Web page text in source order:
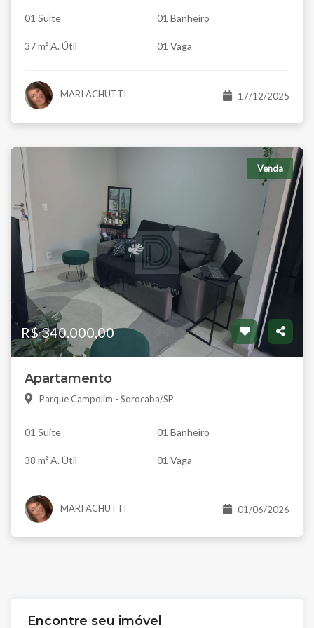
Encontre seu imóvel
01 Suíte 01 Banheiro
37 m² A. Útil 01 Vaga
MARI ACHUTTI 17/12/2025
Venda
R$ 340.000,00
Apartamento
Parque Campolim - Sorocaba/SP
01 Suíte 01 Banheiro
38 m² A. Útil 01 Vaga
MARI ACHUTTI 01/06/2026